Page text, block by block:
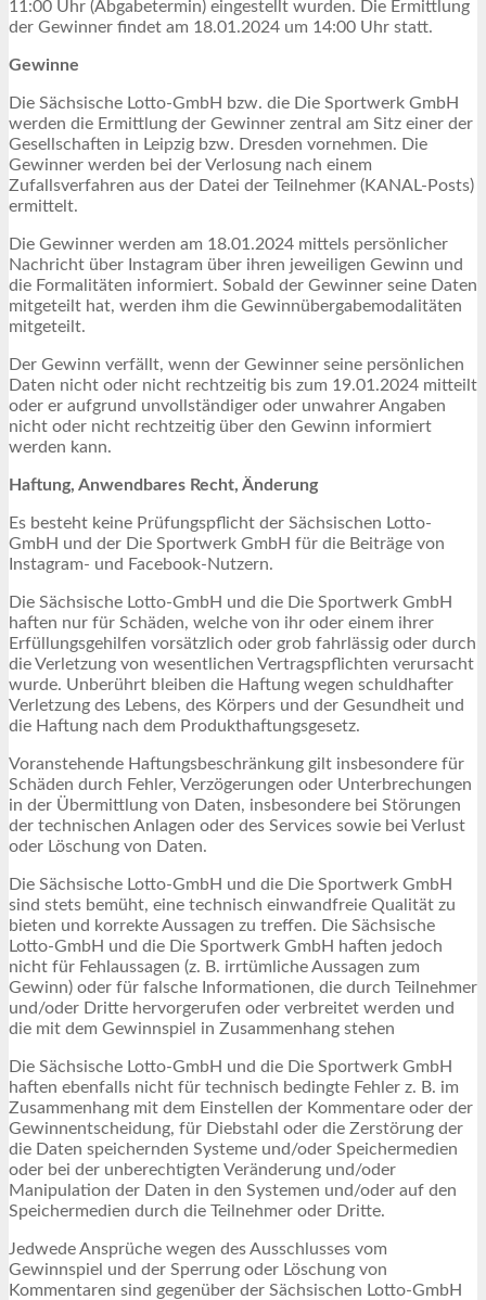
11:00 Uhr (Abgabetermin) eingestellt wurden. Die Ermittlung
der Gewinner findet am 18.01.2024 um 14:00 Uhr statt.
Gewinne
Die Sächsische Lotto-GmbH bzw. die Die Sportwerk GmbH
werden die Ermittlung der Gewinner zentral am Sitz einer der
Gesellschaften in Leipzig bzw. Dresden vornehmen. Die
Gewinner werden bei der Verlosung nach einem
Zufallsverfahren aus der Datei der Teilnehmer (KANAL-Posts)
ermittelt.
Die Gewinner werden am 18.01.2024 mittels persönlicher
Nachricht über Instagram über ihren jeweiligen Gewinn und
die Formalitäten informiert. Sobald der Gewinner seine Daten
mitgeteilt hat, werden ihm die Gewinnübergabemodalitäten
mitgeteilt.
Der Gewinn verfällt, wenn der Gewinner seine persönlichen
Daten nicht oder nicht rechtzeitig bis zum 19.01.2024 mitteilt
oder er aufgrund unvollständiger oder unwahrer Angaben
nicht oder nicht rechtzeitig über den Gewinn informiert
werden kann.
Haftung, Anwendbares Recht, Änderung
Es besteht keine Prüfungspflicht der Sächsischen Lotto-
GmbH und der Die Sportwerk GmbH für die Beiträge von
Instagram- und Facebook-Nutzern.
Die Sächsische Lotto-GmbH und die Die Sportwerk GmbH
haften nur für Schäden, welche von ihr oder einem ihrer
Erfüllungsgehilfen vorsätzlich oder grob fahrlässig oder durch
die Verletzung von wesentlichen Vertragspflichten verursacht
wurde. Unberührt bleiben die Haftung wegen schuldhafter
Verletzung des Lebens, des Körpers und der Gesundheit und
die Haftung nach dem Produkthaftungsgesetz.
Voranstehende Haftungsbeschränkung gilt insbesondere für
Schäden durch Fehler, Verzögerungen oder Unterbrechungen
in der Übermittlung von Daten, insbesondere bei Störungen
der technischen Anlagen oder des Services sowie bei Verlust
oder Löschung von Daten.
Die Sächsische Lotto-GmbH und die Die Sportwerk GmbH
sind stets bemüht, eine technisch einwandfreie Qualität zu
bieten und korrekte Aussagen zu treffen. Die Sächsische
Lotto-GmbH und die Die Sportwerk GmbH haften jedoch
nicht für Fehlaussagen (z. B. irrtümliche Aussagen zum
Gewinn) oder für falsche Informationen, die durch Teilnehmer
und/oder Dritte hervorgerufen oder verbreitet werden und
die mit dem Gewinnspiel in Zusammenhang stehen
Die Sächsische Lotto-GmbH und die Die Sportwerk GmbH
haften ebenfalls nicht für technisch bedingte Fehler z. B. im
Zusammenhang mit dem Einstellen der Kommentare oder der
Gewinnentscheidung, für Diebstahl oder die Zerstörung der
die Daten speichernden Systeme und/oder Speichermedien
oder bei der unberechtigten Veränderung und/oder
Manipulation der Daten in den Systemen und/oder auf den
Speichermedien durch die Teilnehmer oder Dritte.
Jedwede Ansprüche wegen des Ausschlusses vom
Gewinnspiel und der Sperrung oder Löschung von
Kommentaren sind gegenüber der Sächsischen Lotto-GmbH